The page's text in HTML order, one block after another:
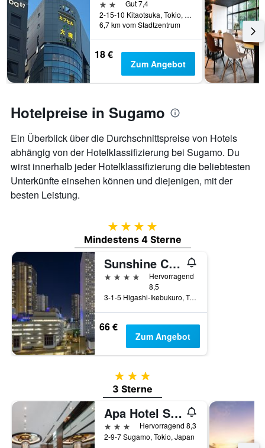
2 SterneGut 7,4
2-15-10 Kitaotsuka, Tokio, Japan
6,7 km vom Stadtzentrum
18 €
Zum Angebot
Hotelpreise in Sugamo
Ein Überblick über die Durchschnittspreise von Hotels
abhängig von der Hotelklassifizierung bei Sugamo. Du
wirst innerhalb jeder Hotelklassifizierung die beliebtesten
Unterkünfte einsehen können und diejenigen, mit der
besten Leistung.
4 Sterne
Mindestens 4 Sterne
Sunshine City Prince Hotel
4 Sterne
Hervorragend
8,5
3-1-5 Higashi-Ikebukuro, Toshima-ku, Tokio, Japan
66 €
Zum Angebot
3 Sterne
3 Sterne
Apa Hotel Sugamo Ekimae
3 Sterne
Hervorragend 8,3
2-9-7 Sugamo, Tokio, Japan